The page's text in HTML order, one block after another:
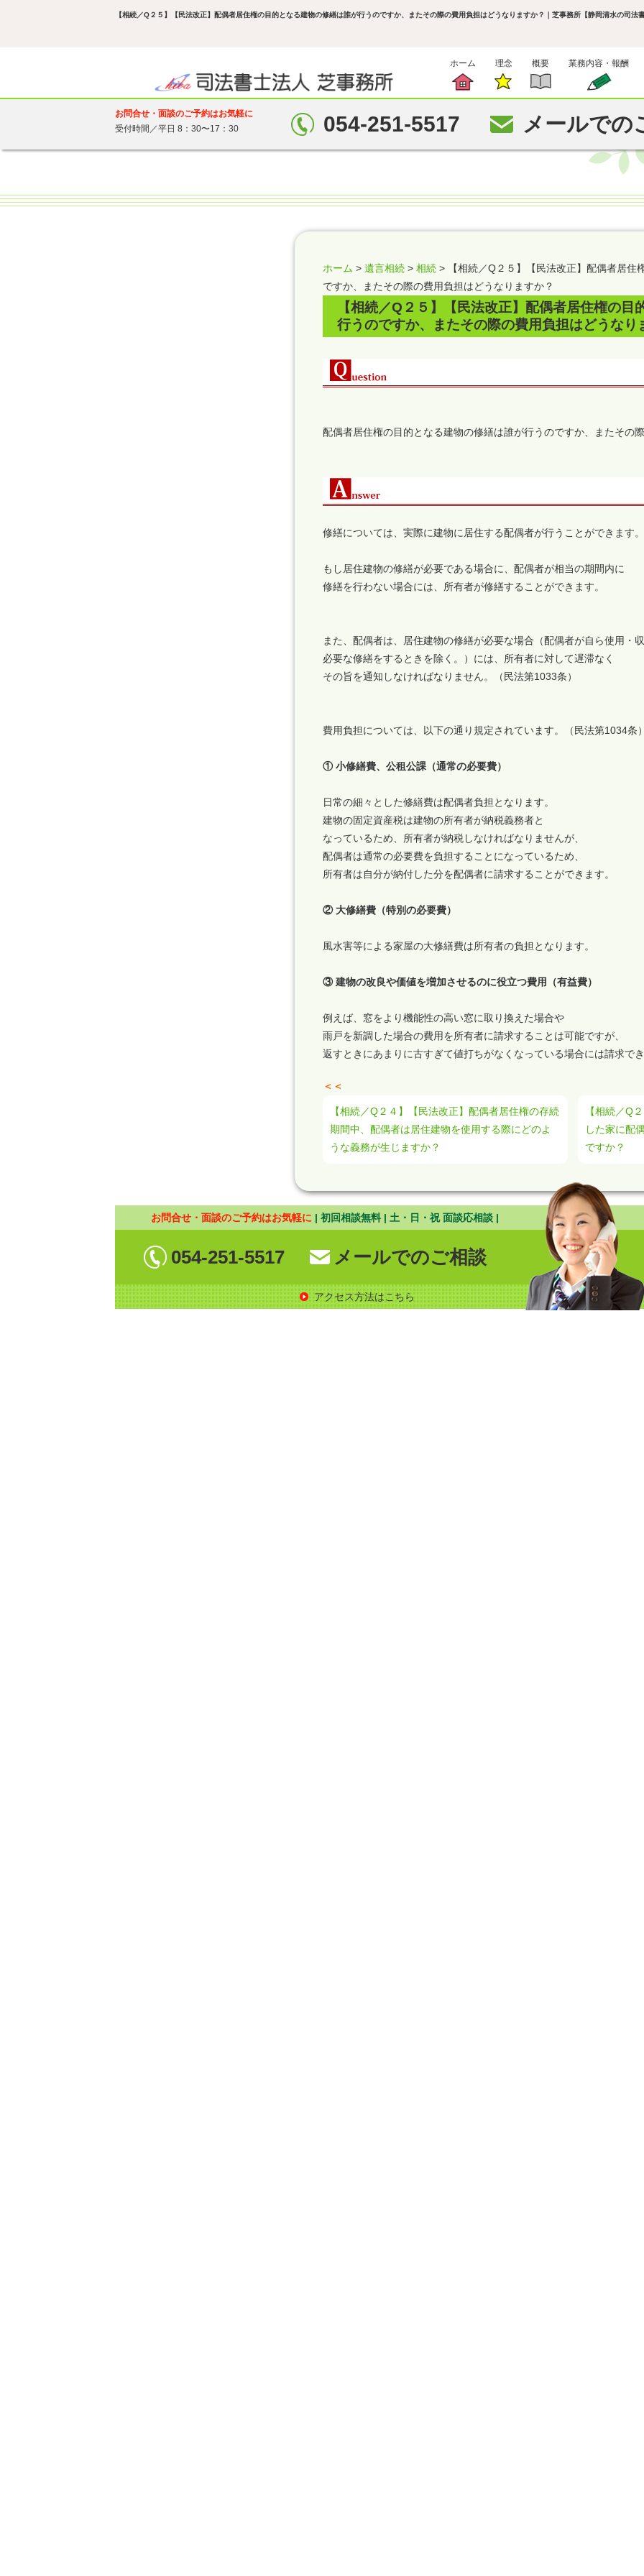
【相続／Q２５】【民法改正】配偶者居住権の目的となる建物の修繕は誰が行うのですか、またその際の費用負担はどうなりますか？ ｜芝事務所【静岡清水の
ホーム 理念 概要 業務内容・報酬
お問合せ・面談のご予約はお気軽に
受付時間／平日 8：30〜17：30
054-251-5517 メールでの
ホーム > 遺言相続> 相続> 【相続／Q２５】【民法改正】配偶者居住
ですか、またその際の費用負担はどうなりますか？
【相続／Q２５】【民法改正】配偶者居住権の目
行うのですか、またその際の費用負担はどうなり
配偶者居住権の目的となる建物の修繕は誰が行うのですか、またその
修繕については、実際に建物に居住する配偶者が行うことができます。
もし居住建物の修繕が必要である場合に、配偶者が相当の期間内に
修繕を行わない場合には、所有者が修繕することができます。
また、配偶者は、居住建物の修繕が必要な場合（配偶者が自ら使用・
必要な修繕をするときを除く。）には、所有者に対して遅滞なく
その旨を通知しなければなりません。（民法第1033条）
費用負担については、以下の通り規定されています。（民法第1034条
① 小修繕費、公租公課（通常の必要費）
日常の細々とした修繕費は配偶者負担となります。
建物の固定資産税は建物の所有者が納税義務者と
なっているため、所有者が納税しなければなりませんが、
配偶者は通常の必要費を負担することになっているため、
所有者は自分が納付した分を配偶者に請求することができます。
② 大修繕費（特別の必要費）
風水害等による家屋の大修繕費は所有者の負担となります。
③ 建物の改良や価値を増加させるのに役立つ費用（有益費）
例えば、窓をより機能性の高い窓に取り換えた場合や
雨戸を新調した場合の費用を所有者に請求することは可能ですが、
返すときにあまりに古すぎて値打ちがなくなっている場合には請求で
＜＜
【相続／Q２４】【民法改正】配偶者居住権の存続
期間中、配偶者は居住建物を使用する際にどのよ
うな義務が生じますか？
【相続／Q
した家に配
ですか？
お問合せ・面談のご予約はお気軽に | 初回相談無料 | 土・日・祝 面談応相談 |
054-251-5517 メールでのご相談
アクセス方法はこちら